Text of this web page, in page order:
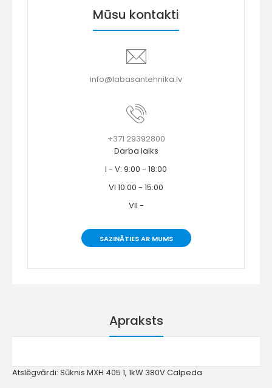
Mūsu kontakti
info@labasantehnika.lv
+371 29392800
Darba laiks
I - V: 9:00 - 18:00
VI 10:00 - 15:00
VII -
SAZINĀTIES AR MUMS
Apraksts
Atslēgvārdi: Sūknis MXH 405 1, 1kW 380V Calpeda